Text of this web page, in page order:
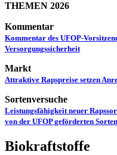
THEMEN 2026
Kommentar
Kommentar des UFOP-
Versorgungssicherheit
Markt
Attraktive Rapspreise setzen
Sortenversuche
Leistungsfähigkeit neuer
von der UFOP geförderten
Biokraftstoffe